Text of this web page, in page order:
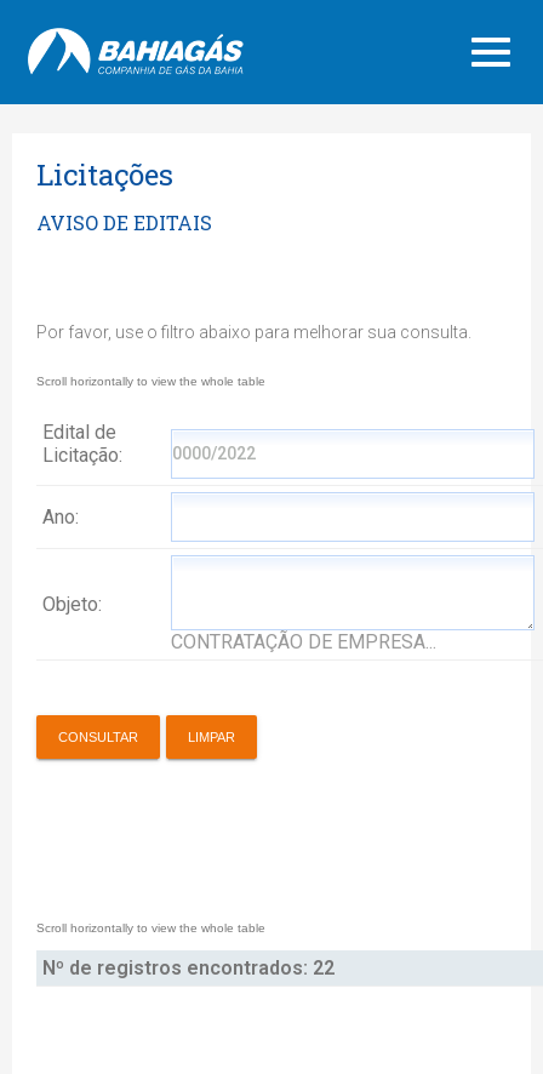
Licitações
AVISO DE EDITAIS
Por favor, use o filtro abaixo para melhorar sua consulta.
Edital de
Licitação:
0000/2022
Ano:
Objeto:
CONTRATAÇÃO DE EMPRESA...
Nº de registros encontrados: 22